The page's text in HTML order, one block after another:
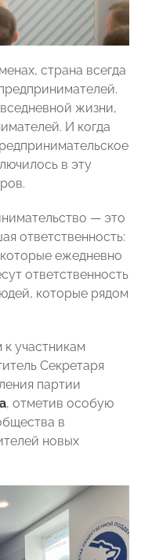
страна всегда
жизни,
И когда
в эту
— это
ответственность:
ежедневно
ответственность
которые рядом
участникам
Секретаря
партии
, отметив особую
в
новых